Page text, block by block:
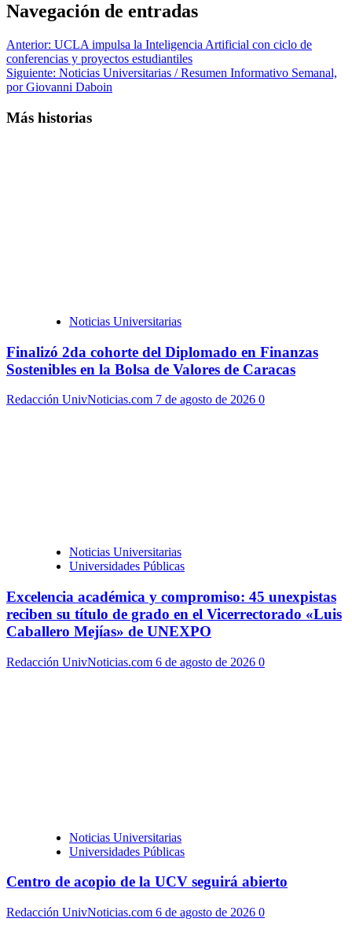
Navegación de entradas
Anterior: UCLA impulsa la Inteligencia Artificial con ciclo de
conferencias y proyectos estudiantiles
Siguiente: Noticias Universitarias / Resumen Informativo Semanal,
por Giovanni Daboin
Más historias
Noticias Universitarias
Finalizó 2da cohorte del Diplomado en Finanzas
Sostenibles en la Bolsa de Valores de Caracas
Redacción UnivNoticias.com 7 de agosto de 2026 0
Noticias Universitarias
Universidades Públicas
Excelencia académica y compromiso: 45 unexpistas
reciben su título de grado en el Vicerrectorado «Luis
Caballero Mejías» de UNEXPO
Redacción UnivNoticias.com 6 de agosto de 2026 0
Noticias Universitarias
Universidades Públicas
Centro de acopio de la UCV seguirá abierto
Redacción UnivNoticias.com 6 de agosto de 2026 0